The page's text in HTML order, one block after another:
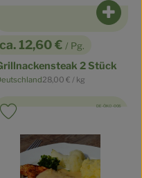
zum Warenkorb
, Preis:
ca. 12,60 € / Pg.
2 Stück
, Referenzpreis:
28,00 € / kg
, Kontrollstelle:
DE-ÖKO-006